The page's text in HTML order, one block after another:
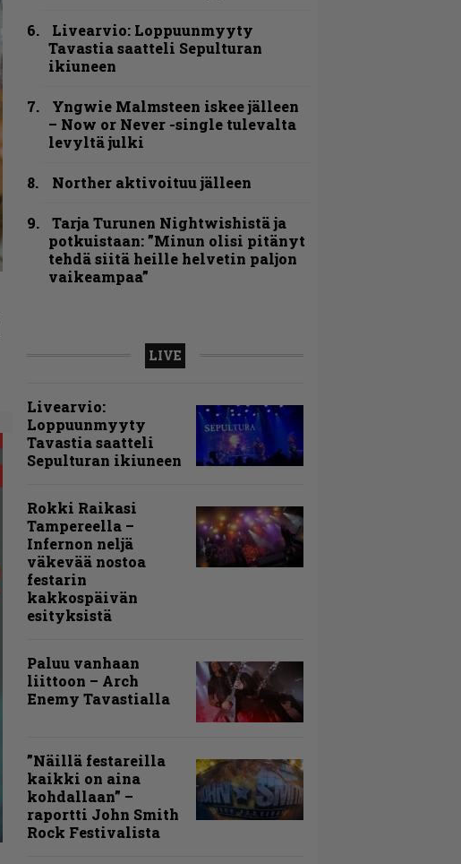
Livearvio: Loppuunmyyty
Tavastia saatteli Sepulturan
ikiuneen
Yngwie Malmsteen iskee jälleen
– Now or Never -single tulevalta
levyltä julki
Norther aktivoituu jälleen
Tarja Turunen Nightwishistä ja
potkuistaan: ”Minun olisi pitänyt
tehdä siitä heille helvetin paljon
vaikeampaa”
LIVE
Livearvio:
Loppuunmyyty
Tavastia saatteli
Sepulturan ikiuneen
Rokki Raikasi
Tampereella –
Infernon neljä
väkevää nostoa
festarin
kakkospäivän
esityksistä
Paluu vanhaan
liittoon – Arch
Enemy Tavastialla
”Näillä festareilla
kaikki on aina
kohdallaan” –
raportti John Smith
Rock Festivalista